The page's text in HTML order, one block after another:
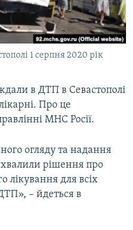
1 серпня 2020 рік
в ДТП в Севастополі
Про це
МНС Росії.
огляду та надання
рішення про
лікування для всіх
– йдеться в